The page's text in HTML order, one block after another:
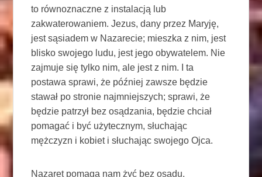
to równoznaczne z instalacją lub
zakwaterowaniem. Jezus, dany przez Maryję,
jest sąsiadem w Nazarecie; mieszka z nim, jest
blisko swojego ludu, jest jego obywatelem. Nie
zajmuje się tylko nim, ale jest z nim. I ta
postawa sprawi, że później zawsze będzie
stawał po stronie najmniejszych; sprawi, że
będzie patrzył bez osądzania, będzie chciał
pomagać i być użytecznym, słuchając
mężczyzn i kobiet i słuchając swojego Ojca.
Nazaret pomaga nam żyć bez osądu,